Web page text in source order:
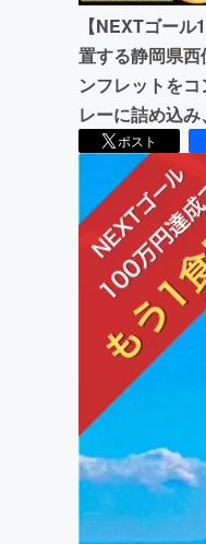
【NEXTゴー
置する静岡県
ンフレットを
レーに詰め込み
ポスト